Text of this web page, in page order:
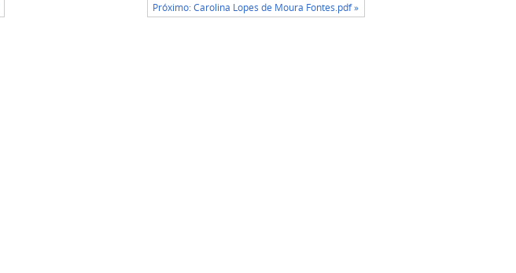
Próximo: Carolina Lopes de Moura Fontes.pdf »